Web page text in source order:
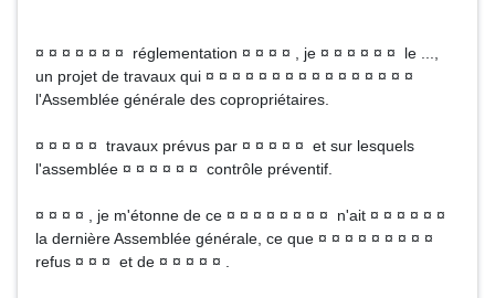
¤ ¤ ¤ ¤ ¤ ¤ ¤ réglementation ¤ ¤ ¤ ¤ , je ¤ ¤ ¤ ¤ ¤ ¤ le ...,
un projet de travaux qui ¤ ¤ ¤ ¤ ¤ ¤ ¤ ¤ ¤ ¤ ¤ ¤ ¤ ¤ ¤ ¤
l'Assemblée générale des copropriétaires.
¤ ¤ ¤ ¤ ¤ travaux prévus par ¤ ¤ ¤ ¤ ¤ et sur lesquels
l'assemblée ¤ ¤ ¤ ¤ ¤ ¤ contrôle préventif.
¤ ¤ ¤ ¤ , je m'étonne de ce ¤ ¤ ¤ ¤ ¤ ¤ ¤ ¤ n'ait ¤ ¤ ¤ ¤ ¤ ¤
la dernière Assemblée générale, ce que ¤ ¤ ¤ ¤ ¤ ¤ ¤ ¤ ¤
refus ¤ ¤ ¤ et de ¤ ¤ ¤ ¤ ¤ .